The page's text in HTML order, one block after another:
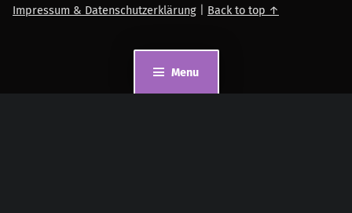
Menu
Impressum & Datenschutzerklärung
Back to top ↑